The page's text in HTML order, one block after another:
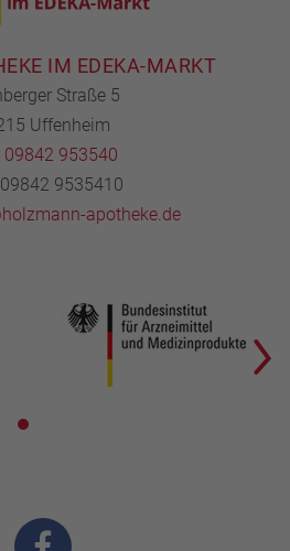
IM EDEKA-MARKT
Straße 5
Uffenheim
09842 953540
9535410
apotheke.de